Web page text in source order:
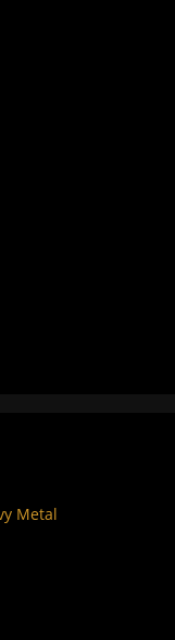
Metal